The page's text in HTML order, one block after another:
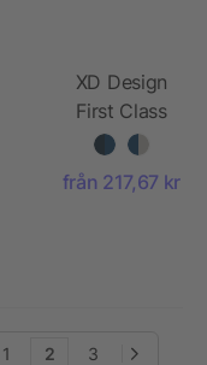
XD Design
First Class
All-in-One
från 217,67 kr
1 2 3